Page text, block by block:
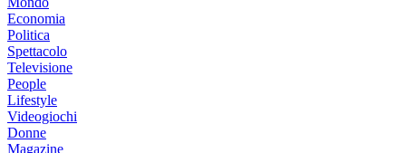
Economia
Politica
Spettacolo
Televisione
People
Lifestyle
Videogiochi
Donne
Magazine